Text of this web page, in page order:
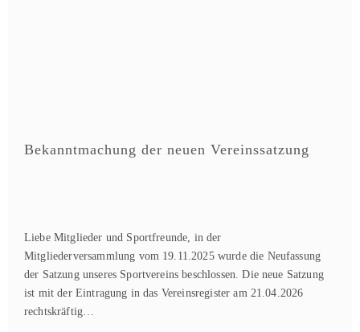
Bekanntmachung der neuen Vereinssatzung
Liebe Mitglieder und Sportfreunde, in der
Mitgliederversammlung vom 19.11.2025 wurde die Neufassung
der Satzung unseres Sportvereins beschlossen. Die neue Satzung
ist mit der Eintragung in das Vereinsregister am 21.04.2026
rechtskräftig…